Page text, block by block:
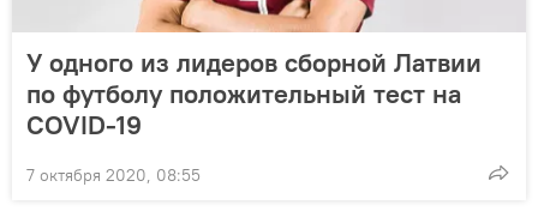
У одного из лидеров сборной Латвии
по футболу положительный тест на
COVID-19
7 октября 2020, 08:55